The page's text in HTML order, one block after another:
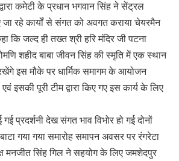
कमेटी के प्रधान भगवान सिंह ने सेंट्रल
जा रहे कार्यों से संगत को अवगत कराया चेयरमैन
कि जल्द ही तख्त श्री हरि मंदिर जी पटना
शहीद बाबा जीवन सिंह की स्मृति में एक स्थान
इस मौके पर धार्मिक समागम के आयोजन
इसकी पूरी टीम द्वारा किए गए इस कार्य के लिए
प्रदर्शनी देख संगत भाव विभोर हो गई दोनों
गया गया समारोह समापन अवसर पर रंगरेटा
मनजीत सिंह गिल ने सहयोग के लिए जमशेदपुर